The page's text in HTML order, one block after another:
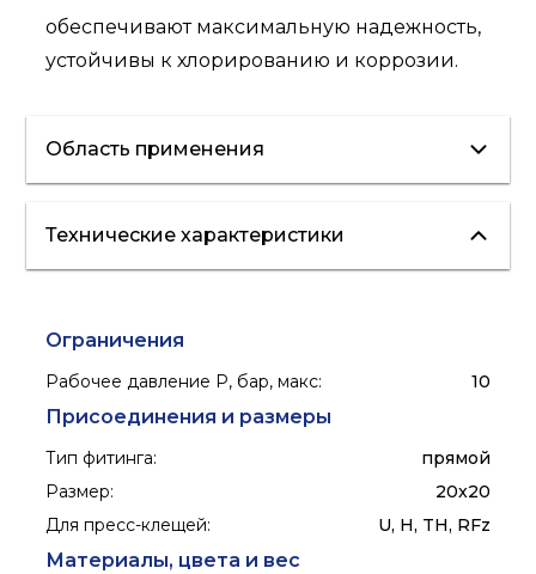
обеспечивают максимальную надежность,
устойчивы к хлорированию и коррозии.
Область применения
отопление
холодное
водоснабжение
Технические характеристики
Ограничения
Рабочее давление P, бар, макс: 10
Присоединения и размеры
Тип фитинга:
прямой
Размер:
20x20
Для пресс-клещей: U, H, TH, RFz
Материалы, цвета и вес